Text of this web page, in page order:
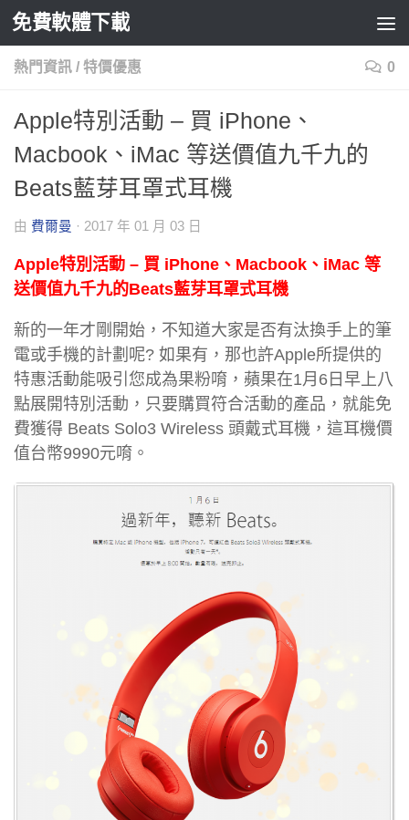
Skip to content
免費軟體下載
熱門資訊 / 特價優惠 0
Apple特別活動 – 買 iPhone、
Macbook、iMac 等送價值九千九的
Beats藍芽耳罩式耳機
由 費爾曼 · 2017 年 01 月 03 日
Apple特別活動 – 買 iPhone、Macbook、iMac 等
送價值九千九的Beats藍芽耳罩式耳機
新的一年才剛開始，不知道大家是否有汰換手上的筆
電或手機的計劃呢? 如果有，那也許Apple所提供的
特惠活動能吸引您成為果粉唷，蘋果在1月6日早上八
點展開特別活動，只要購買符合活動的產品，就能免
費獲得 Beats Solo3 Wireless 頭戴式耳機，這耳機價
值台幣9990元唷。